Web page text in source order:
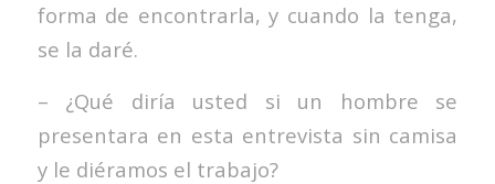
forma de encontrarla, y cuando la tenga,
se la daré.
– ¿Qué diría usted si un hombre se
presentara en esta entrevista sin camisa
y le diéramos el trabajo?